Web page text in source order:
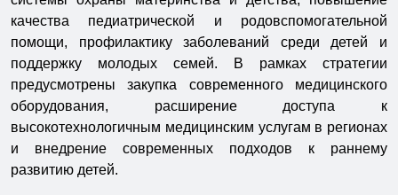
качества педиатрической и родовспомогательной
помощи, профилактику заболеваний среди детей и
поддержку молодых семей. В рамках стратегии
предусмотрены закупка современного медицинского
оборудования, расширение доступа к
высокотехнологичным медицинским услугам в регионах
и внедрение современных подходов к раннему
развитию детей.